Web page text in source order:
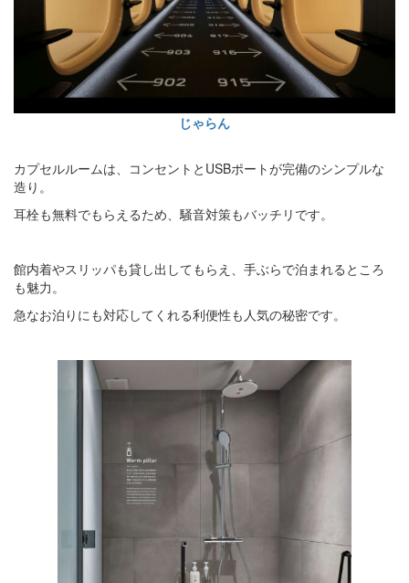
じゃらん
カプセルルームは、コンセントとUSBポートが完備のシンプルな
造り。
耳栓も無料でもらえるため、騒音対策もバッチリです。
館内着やスリッパも貸し出してもらえ、手ぶらで泊まれるところ
も魅力。
急なお泊りにも対応してくれる利便性も人気の秘密です。